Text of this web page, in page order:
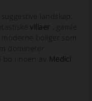
landskap,
villaer , gamle
boliger som
dominerer
bo i noen av Medici